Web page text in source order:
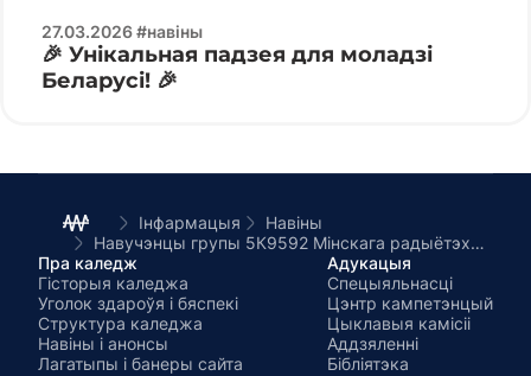
27.03.2026 #навіны
🎉 Унікальная падзея для моладзі
Беларусі! 🎉
Інфармацыя
Навіны
Навучэнцы групы 5К9592 Мінскага радыётэхнічнага каледжа наведалі Елісавецінскі манастыр.
Пра каледж
Гісторыя каледжа
Уголок здароўя і бяспекі
Структура каледжа
Навіны і анонсы
Лагатыпы і банеры сайта
Адукацыя
Спецыяльнасці
Цэнтр кампетэнцый
Цыклавыя камісіі
Аддзяленні
Бібліятэка